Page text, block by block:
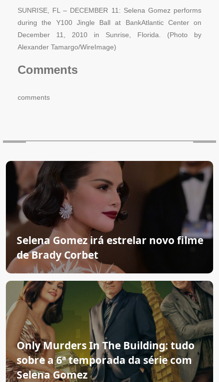
SUNRISE, FL – DECEMBER 11: Selena Gomez performs
during the Y100 Jingle Ball at BankAtlantic Center on
December 11, 2010 in Sunrise, Florida. (Photo by
Alexander Tamargo/WireImage)
Comments
comments
Selena Gomez irá estrelar novo filme
de Brady Corbet
Only Murders In The Building: tudo
sobre a 6ª temporada da série com
Selena Gomez